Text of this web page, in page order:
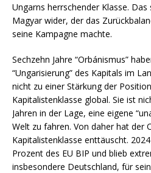
Ungarns herrschender Klasse.
Magyar wider, der das
seine Kampagne machte.
Sechzehn Jahre “Orbánismus”
“Ungarisierung” des Kapitals im
nicht zu einer Stärkung der
Kapitalistenklasse global. Sie ist
Jahren in der Lage, eine eigene
Welt zu fahren. Von daher hat der
Kapitalistenklasse enttäuscht.
Prozent des EU BIP und blieb
insbesondere Deutschland, für